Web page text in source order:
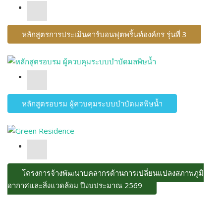
หลักสูตรการประเมินคาร์บอนฟุตพริ้นท์องค์กร รุ่นที่ 3
หลักสูตรอบรม ผู้ควบคุมระบบบำบัดมลพิษน้ำ
โครงการจ้างพัฒนาบุคลากรด้านการเปลี่ยนแปลงสภาพภูมิ
อากาศและสิ่งแวดล้อม ปีงบประมาณ 2569